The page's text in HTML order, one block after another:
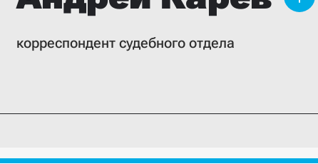
корреспондент судебного отдела